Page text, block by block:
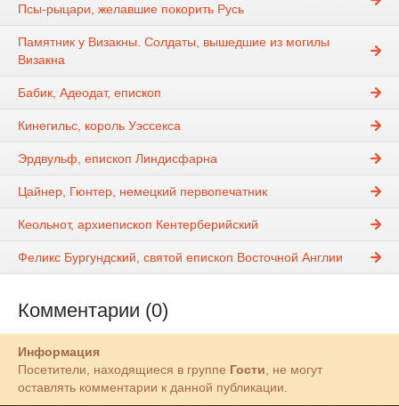
Псы-рыцари, желавшие покорить Русь
Памятник у Визакны. Солдаты, вышедшие из могилы
Визакна
Бабик, Адеодат, епископ
Кинегильс, король Уэссекса
Эрдвульф, епископ Линдисфарна
Цайнер, Гюнтер, немецкий первопечатник
Кеольнот, архиепископ Кентерберийский
Феликс Бургундский, святой епископ Восточной Англии
Комментарии (0)
Информация
Посетители, находящиеся в группе Гости, не могут
оставлять комментарии к данной публикации.